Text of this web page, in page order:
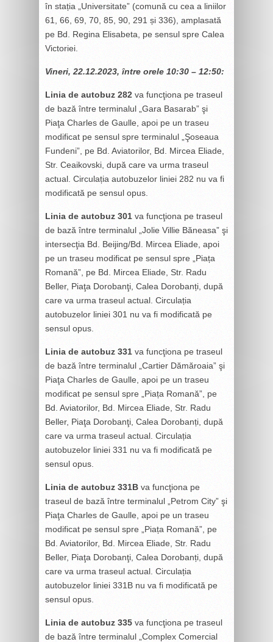
în stația „Universitate” (comună cu cea a liniilor
61, 66, 69, 70, 85, 90, 291 și 336), amplasată
pe Bd. Regina Elisabeta, pe sensul spre Calea
Victoriei.
Vineri, 22.12.2023, între orele 10:30 – 12:50:
Linia de autobuz 282 va funcţiona pe traseul
de bază între terminalul „Gara Basarab” şi
Piaţa Charles de Gaulle, apoi pe un traseu
modificat pe sensul spre terminalul „Şoseaua
Fundeni”, pe Bd. Aviatorilor, Bd. Mircea Eliade,
Str. Ceaikovski, după care va urma traseul
actual. Circulația autobuzelor liniei 282 nu va fi
modificată pe sensul opus.
Linia de autobuz 301 va funcţiona pe traseul
de bază între terminalul „Jolie Villie Băneasa” şi
intersecţia Bd. Beijing/Bd. Mircea Eliade, apoi
pe un traseu modificat pe sensul spre „Piața
Romană”, pe Bd. Mircea Eliade, Str. Radu
Beller, Piaţa Dorobanţi, Calea Dorobanți, după
care va urma traseul actual. Circulația
autobuzelor liniei 301 nu va fi modificată pe
sensul opus.
Linia de autobuz 331 va funcţiona pe traseul
de bază între terminalul „Cartier Dămăroaia” şi
Piaţa Charles de Gaulle, apoi pe un traseu
modificat pe sensul spre „Piața Romană”, pe
Bd. Aviatorilor, Bd. Mircea Eliade, Str. Radu
Beller, Piaţa Dorobanţi, Calea Dorobanți, după
care va urma traseul actual. Circulația
autobuzelor liniei 331 nu va fi modificată pe
sensul opus.
Linia de autobuz 331B va funcţiona pe
traseul de bază între terminalul „Petrom City” şi
Piaţa Charles de Gaulle, apoi pe un traseu
modificat pe sensul spre „Piața Romană”, pe
Bd. Aviatorilor, Bd. Mircea Eliade, Str. Radu
Beller, Piaţa Dorobanţi, Calea Dorobanți, după
care va urma traseul actual. Circulația
autobuzelor liniei 331B nu va fi modificată pe
sensul opus.
Linia de autobuz 335 va funcţiona pe traseul
de bază între terminalul „Complex Comercial